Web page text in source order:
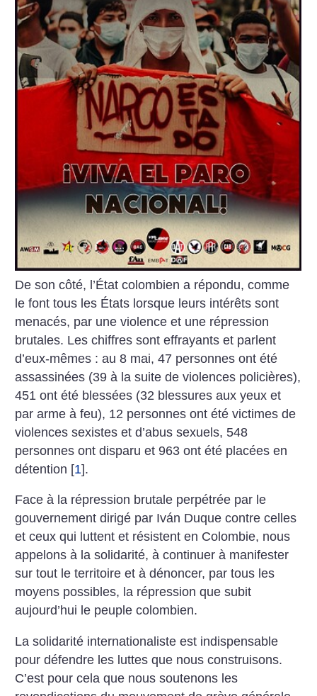
De son côté, l’État colombien a répondu, comme
le font tous les États lorsque leurs intérêts sont
menacés, par une violence et une répression
brutales. Les chiffres sont effrayants et parlent
d’eux-mêmes : au 8 mai, 47 personnes ont été
assassinées (39 à la suite de violences policières),
451 ont été blessées (32 blessures aux yeux et
par arme à feu), 12 personnes ont été victimes de
violences sexistes et d’abus sexuels, 548
personnes ont disparu et 963 ont été placées en
détention [1].
Face à la répression brutale perpétrée par le
gouvernement dirigé par Iván Duque contre celles
et ceux qui luttent et résistent en Colombie, nous
appelons à la solidarité, à continuer à manifester
sur tout le territoire et à dénoncer, par tous les
moyens possibles, la répression que subit
aujourd’hui le peuple colombien.
La solidarité internationaliste est indispensable
pour défendre les luttes que nous construisons.
C’est pour cela que nous soutenons les